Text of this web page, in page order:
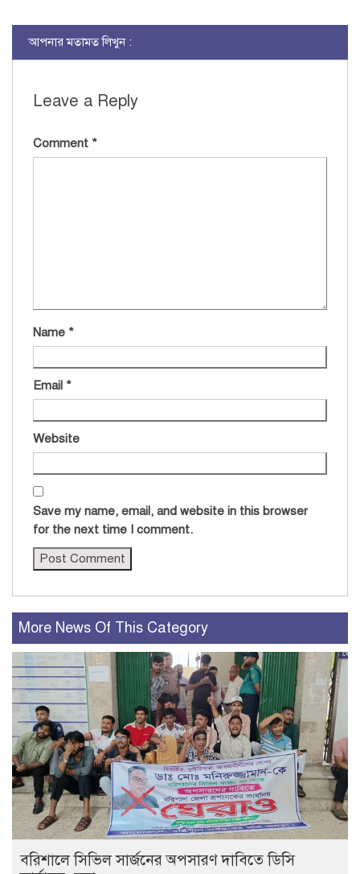
আপনার মতামত লিখুন :
Leave a Reply
Comment *
Name *
Email *
Website
Save my name, email, and website in this browser
for the next time I comment.
More News Of This Category
বরিশালে সিভিল সার্জনের অপসারণ দাবিতে ডিসি